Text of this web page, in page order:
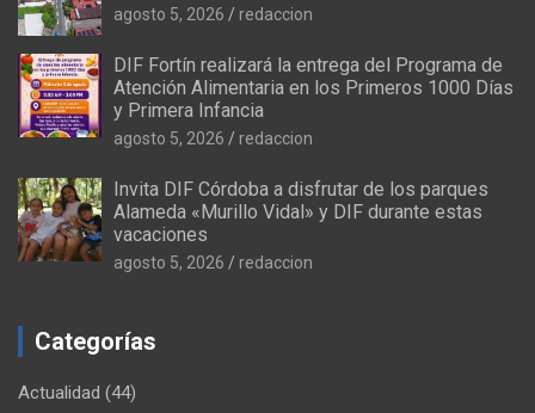
agosto 5, 2026 redaccion
DIF Fortín realizará la entrega del Programa de
Atención Alimentaria en los Primeros 1000 Días
y Primera Infancia
agosto 5, 2026 redaccion
Invita DIF Córdoba a disfrutar de los parques
Alameda «Murillo Vidal» y DIF durante estas
vacaciones
agosto 5, 2026 redaccion
Categorías
Actualidad (44)